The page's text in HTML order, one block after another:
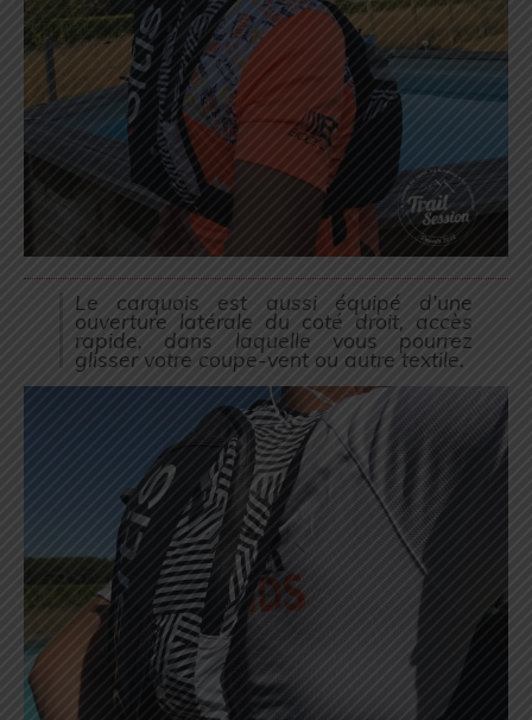
Le carquois est aussi équipé d’une
ouverture latérale du coté droit, accès
rapide, dans laquelle vous pourrez
glisser votre coupe-vent ou autre textile.